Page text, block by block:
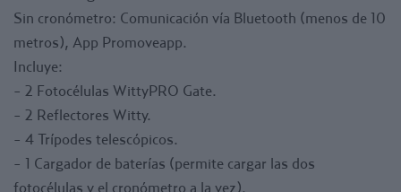
La completa aplicación te permite recibir los impulsos
emitidos por las fotocélulas y semáforos vía bluetooth,
gestionar los tiempos, crear test personalizados, creación
y gestión de atletas como si lo hicieras desde el
WittyTimer.
VENTAJAS: Gestión de toda la gama Witty y GykoPro en
una única aplicación, conectividad bluetooth,
sincronización en la nube, acceso desde cualquier
Sin cronómetro: Comunicación vía Bluetooth (menos de 10
metros), App Promoveapp.
Incluye:
- 2 Fotocélulas WittyPRO Gate.
- 2 Reflectores Witty.
- 4 Trípodes telescópicos.
- 1 Cargador de baterías (permite cargar las dos
fotocélulas y el cronómetro a la vez).